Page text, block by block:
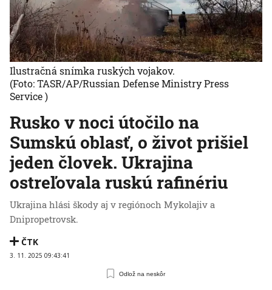
Rusko v noci útočilo na
Sumskú oblasť, o život prišiel
jeden človek. Ukrajina
ostreľovala ruskú rafinériu
Ukrajina hlási škody aj v regiónoch Mykolajiv a
Dnipropetrovsk.
ČTK
3. 11. 2025 09:43:41
Odlož na neskôr
Ilustračná snímka ruských vojakov.
(Foto: TASR/AP/Russian Defense Ministry Press
Service )